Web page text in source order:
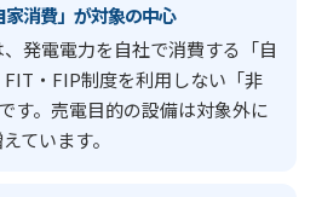
消費」が対象の中心
発電電力を自社で消費する「自
・FIP制度を利用しない「非
す。売電目的の設備は対象外に
ています。